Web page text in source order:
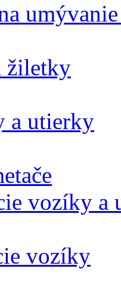
žiletky
a utierky
vozíky a
vozíky